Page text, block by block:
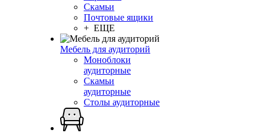
Скамьи
Почтовые ящики
+ ЕЩЕ
Мебель для аудиторий
Моноблоки
аудиторные
Скамьи
аудиторные
Столы аудиторные